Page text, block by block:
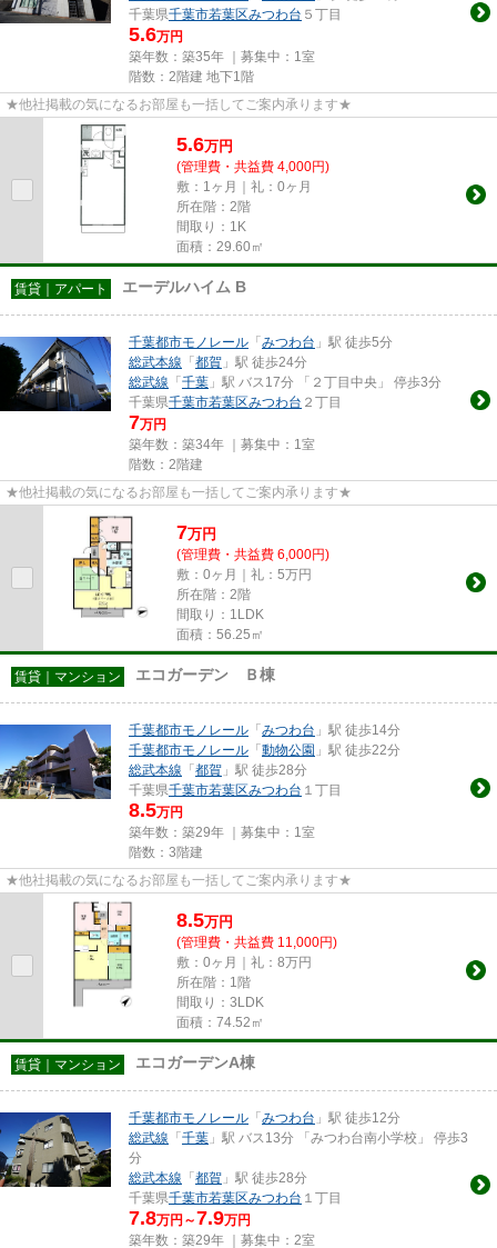
千葉県千葉市若葉区みつわ台 ５丁目
5.6万円
築年数：築35年 ｜募集中： 1室
階数：2階建 地下1階
★他社掲載の気になるお部屋も一括してご案内承ります★
5.6万円
(管理費・共益費 4,000円)
敷：1ヶ月｜礼：0ヶ月
所在階：2階
間取り：1K
面積：29.60㎡
賃貸｜アパート エーデルハイム B
千葉都市モノレール 「 みつわ台 」駅 徒歩5分
総武本線 「 都賀 」駅 徒歩24分
総武線 「 千葉 」駅 バス17分 「２丁目中央」 停歩3分
千葉県千葉市若葉区みつわ台 ２丁目
7万円
築年数：築34年 ｜募集中： 1室
階数：2階建
★他社掲載の気になるお部屋も一括してご案内承ります★
7万円
(管理費・共益費 6,000円)
敷：0ヶ月｜礼：5万円
所在階：2階
間取り：1LDK
面積：56.25㎡
賃貸｜マンション エコガーデン Ｂ棟
千葉都市モノレール 「 みつわ台 」駅 徒歩14分
千葉都市モノレール 「 動物公園 」駅 徒歩22分
総武本線 「 都賀 」駅 徒歩28分
千葉県千葉市若葉区みつわ台 １丁目
8.5万円
築年数：築29年 ｜募集中： 1室
階数：3階建
★他社掲載の気になるお部屋も一括してご案内承ります★
8.5万円
(管理費・共益費 11,000円)
敷：0ヶ月｜礼：8万円
所在階：1階
間取り：3LDK
面積：74.52㎡
賃貸｜マンション エコガーデンA棟
千葉都市モノレール 「 みつわ台 」駅 徒歩12分
総武線 「 千葉 」駅 バス13分 「みつわ台南小学校」 停歩3
分
総武本線 「 都賀 」駅 徒歩28分
千葉県千葉市若葉区みつわ台 １丁目
7.8万円～7.9万円
築年数：築29年 ｜募集中： 2室